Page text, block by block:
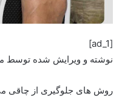
[ad_1]
نوشته و ویرایش شده توسط
روش های جلوگیری از چاقی